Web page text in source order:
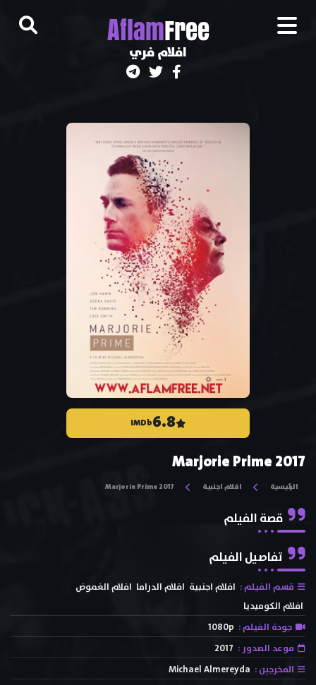
AflamFree
افلام فري
6.8
IMDb
Marjorie Prime 2017
الرئيسية افلام اجنبية Marjorie Prime 2017
قصة الفيلم
تفاصيل الفيلم
قسم الفيلم : افلام اجنبية افلام الدراما افلام الغموض
افلام الكوميديا
جودة الفيلم : 1080p
موعد الصدور : 2017
المخرجين : Michael Almereyda